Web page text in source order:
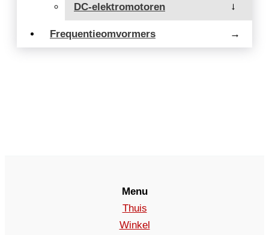
DC-elektromotoren →
Frequentieomvormers →
Menu
Thuis
Winkel